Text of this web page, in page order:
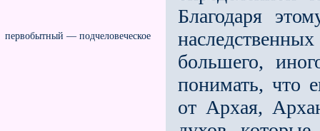
первобытный — подчеловеческое
Благодаря
большего,
понимать, что
от Архая,